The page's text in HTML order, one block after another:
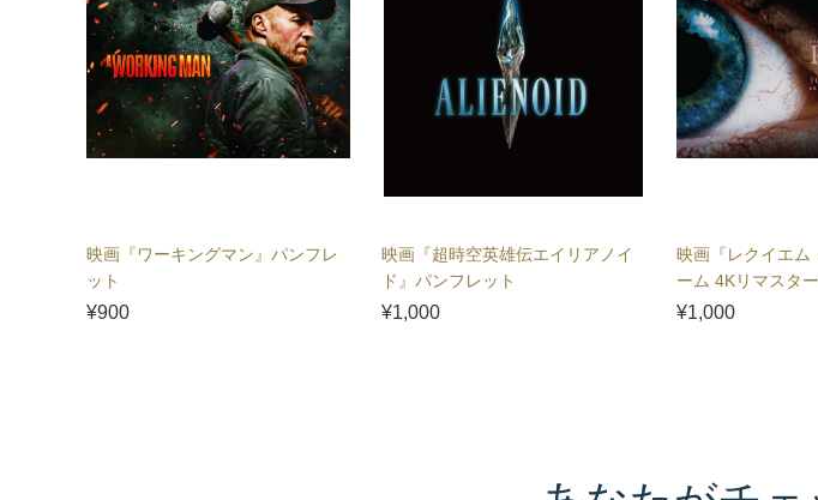
映画『ワーキングマン』パンフレ
ット
¥900
映画『超時空英雄伝エイリアノイ
ド』パンフレット
¥1,000
映画『レクイエム
ーム 4Kリマスタ
ト
¥1,000